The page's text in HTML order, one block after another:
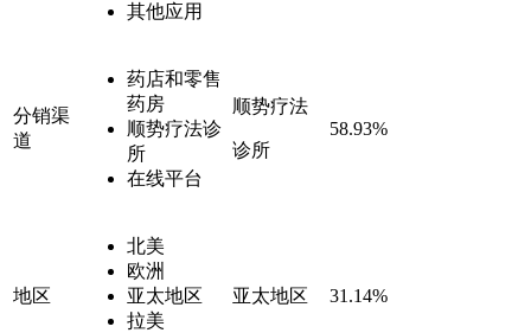
其他应用
分销渠
道
药店和零售
药房
顺势疗法诊
所
在线平台
顺势疗法
诊所
58.93%
地区
北美
欧洲
亚太地区
拉美
亚太地区 31.14%